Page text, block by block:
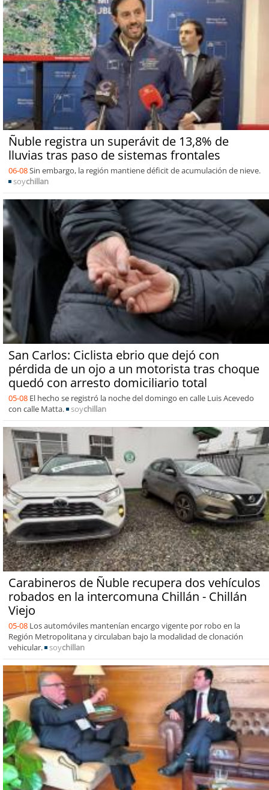
Ñuble registra un superávit de 13,8% de
lluvias tras paso de sistemas frontales
06-08Sin embargo, la región mantiene déficit de acumulación de nieve.
soychillan
San Carlos: Ciclista ebrio que dejó con
pérdida de un ojo a un motorista tras choque
quedó con arresto domiciliario total
05-08 El hecho se registró la noche del domingo en calle Luis Acevedo
con calle Matta.
soychillan
Carabineros de Ñuble recupera dos vehículos
robados en la intercomuna Chillán - Chillán
Viejo
05-08 Los automóviles mantenían encargo vigente por robo en la
Región Metropolitana y circulaban bajo la modalidad de clonación
vehicular.
soychillan